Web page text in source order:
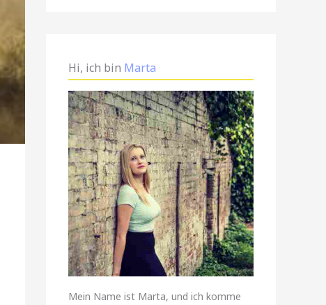
Hi, ich bin Marta
Mein Name ist Marta, und ich komme